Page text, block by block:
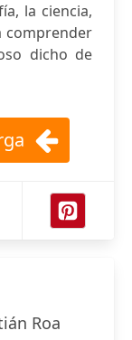
la ciencia,
comprender
dicho de
Roa